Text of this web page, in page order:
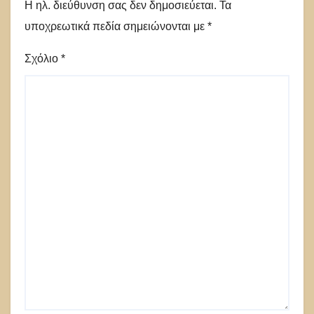
Η ηλ. διεύθυνση σας δεν δημοσιεύεται. Τα
υποχρεωτικά πεδία σημειώνονται με *
Σχόλιο *